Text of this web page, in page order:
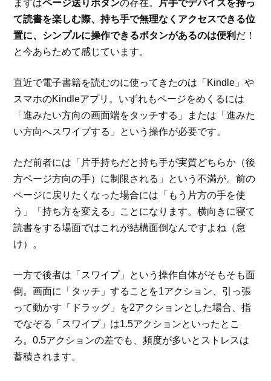
まずはページ送りボタンの存在。
片手でデバイスを持っ
て読書を楽しむ際、持ち手で無理なくアクセスできる位
置に、シンプルに操作できるボタンがあるのは便利 だ！
と今あらためて感じています。
直近で電子書籍を読むのに使ってきたのは「Kindle」や
スマホのKindleアプリ。いずれもページをめくるには
「進みたい方向の画面端をタッチする」または「進みた
い方向へスワイプする」という操作が必要です。
ただ前者には「片手持ちだと持ち手が実質どちらか（後
方ページ方向の手）に制限される」という不満が。前の
ページに戻りたくなった場合には「もう片方の手を使
う」「持ち方を変える」ことになります。横向きに寝て
読書をする場面ではこれが結構面倒なんですよね（怠
け）。
一方で後者は「スワイプ」という操作自体がそもそも面
倒。画面に「タッチ」することを1アクション、引っ張
って動かす「ドラッグ」を2アクションとした場合、指
でなぞる「スワイプ」は1.5アクションといったとこ
ろ。0.5アクションの差でも、頻度が多いとストレスは
蓄積されます。